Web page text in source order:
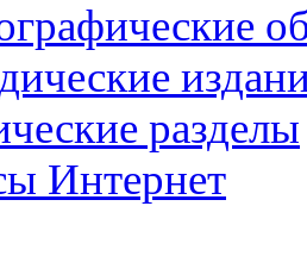
разделы
Интернет